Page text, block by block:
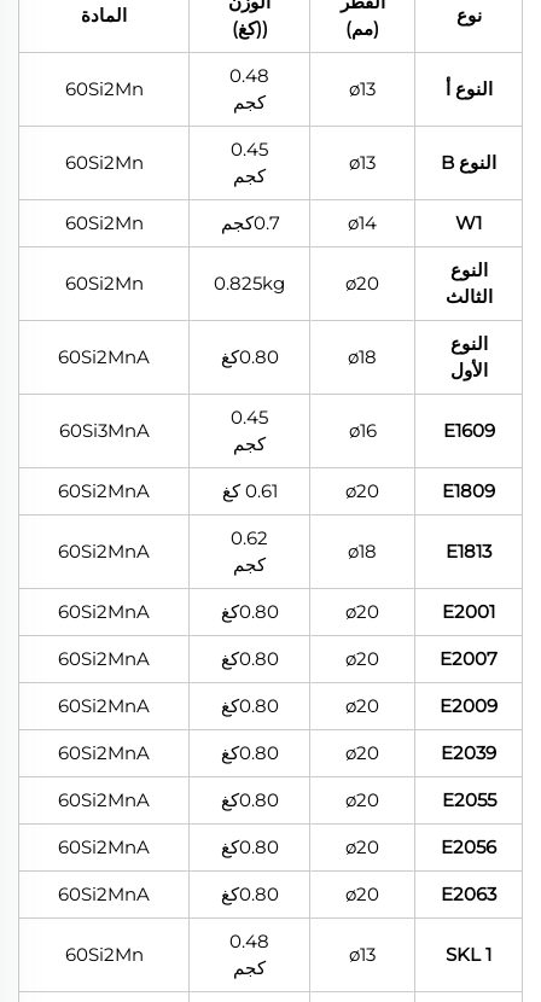
نوع
(مم)
((كغ)
المادة
النوع أ ø13
0.48
كجم
60Si2Mn
النوع B ø13
0.45
كجم
60Si2Mn
W1
ø14 0.7كجم 60Si2Mn
النوع
الثالث
ø20
0.825kg
60Si2Mn
النوع
الأول
ø18 0.80كغ 60Si2MnA
E1609
ø16
0.45
كجم
60Si3MnA
E1809
ø20 0.61 كغ 60Si2MnA
E1813
ø18
0.62
كجم
60Si2MnA
E2001
ø20 0.80كغ 60Si2MnA
E2007
ø20 0.80كغ 60Si2MnA
E2009
ø20 0.80كغ 60Si2MnA
E2039
ø20 0.80كغ 60Si2MnA
E2055
ø20 0.80كغ 60Si2MnA
E2056
ø20 0.80كغ 60Si2MnA
E2063
ø20 0.80كغ 60Si2MnA
SKL 1
ø13
0.48
كجم
60Si2Mn